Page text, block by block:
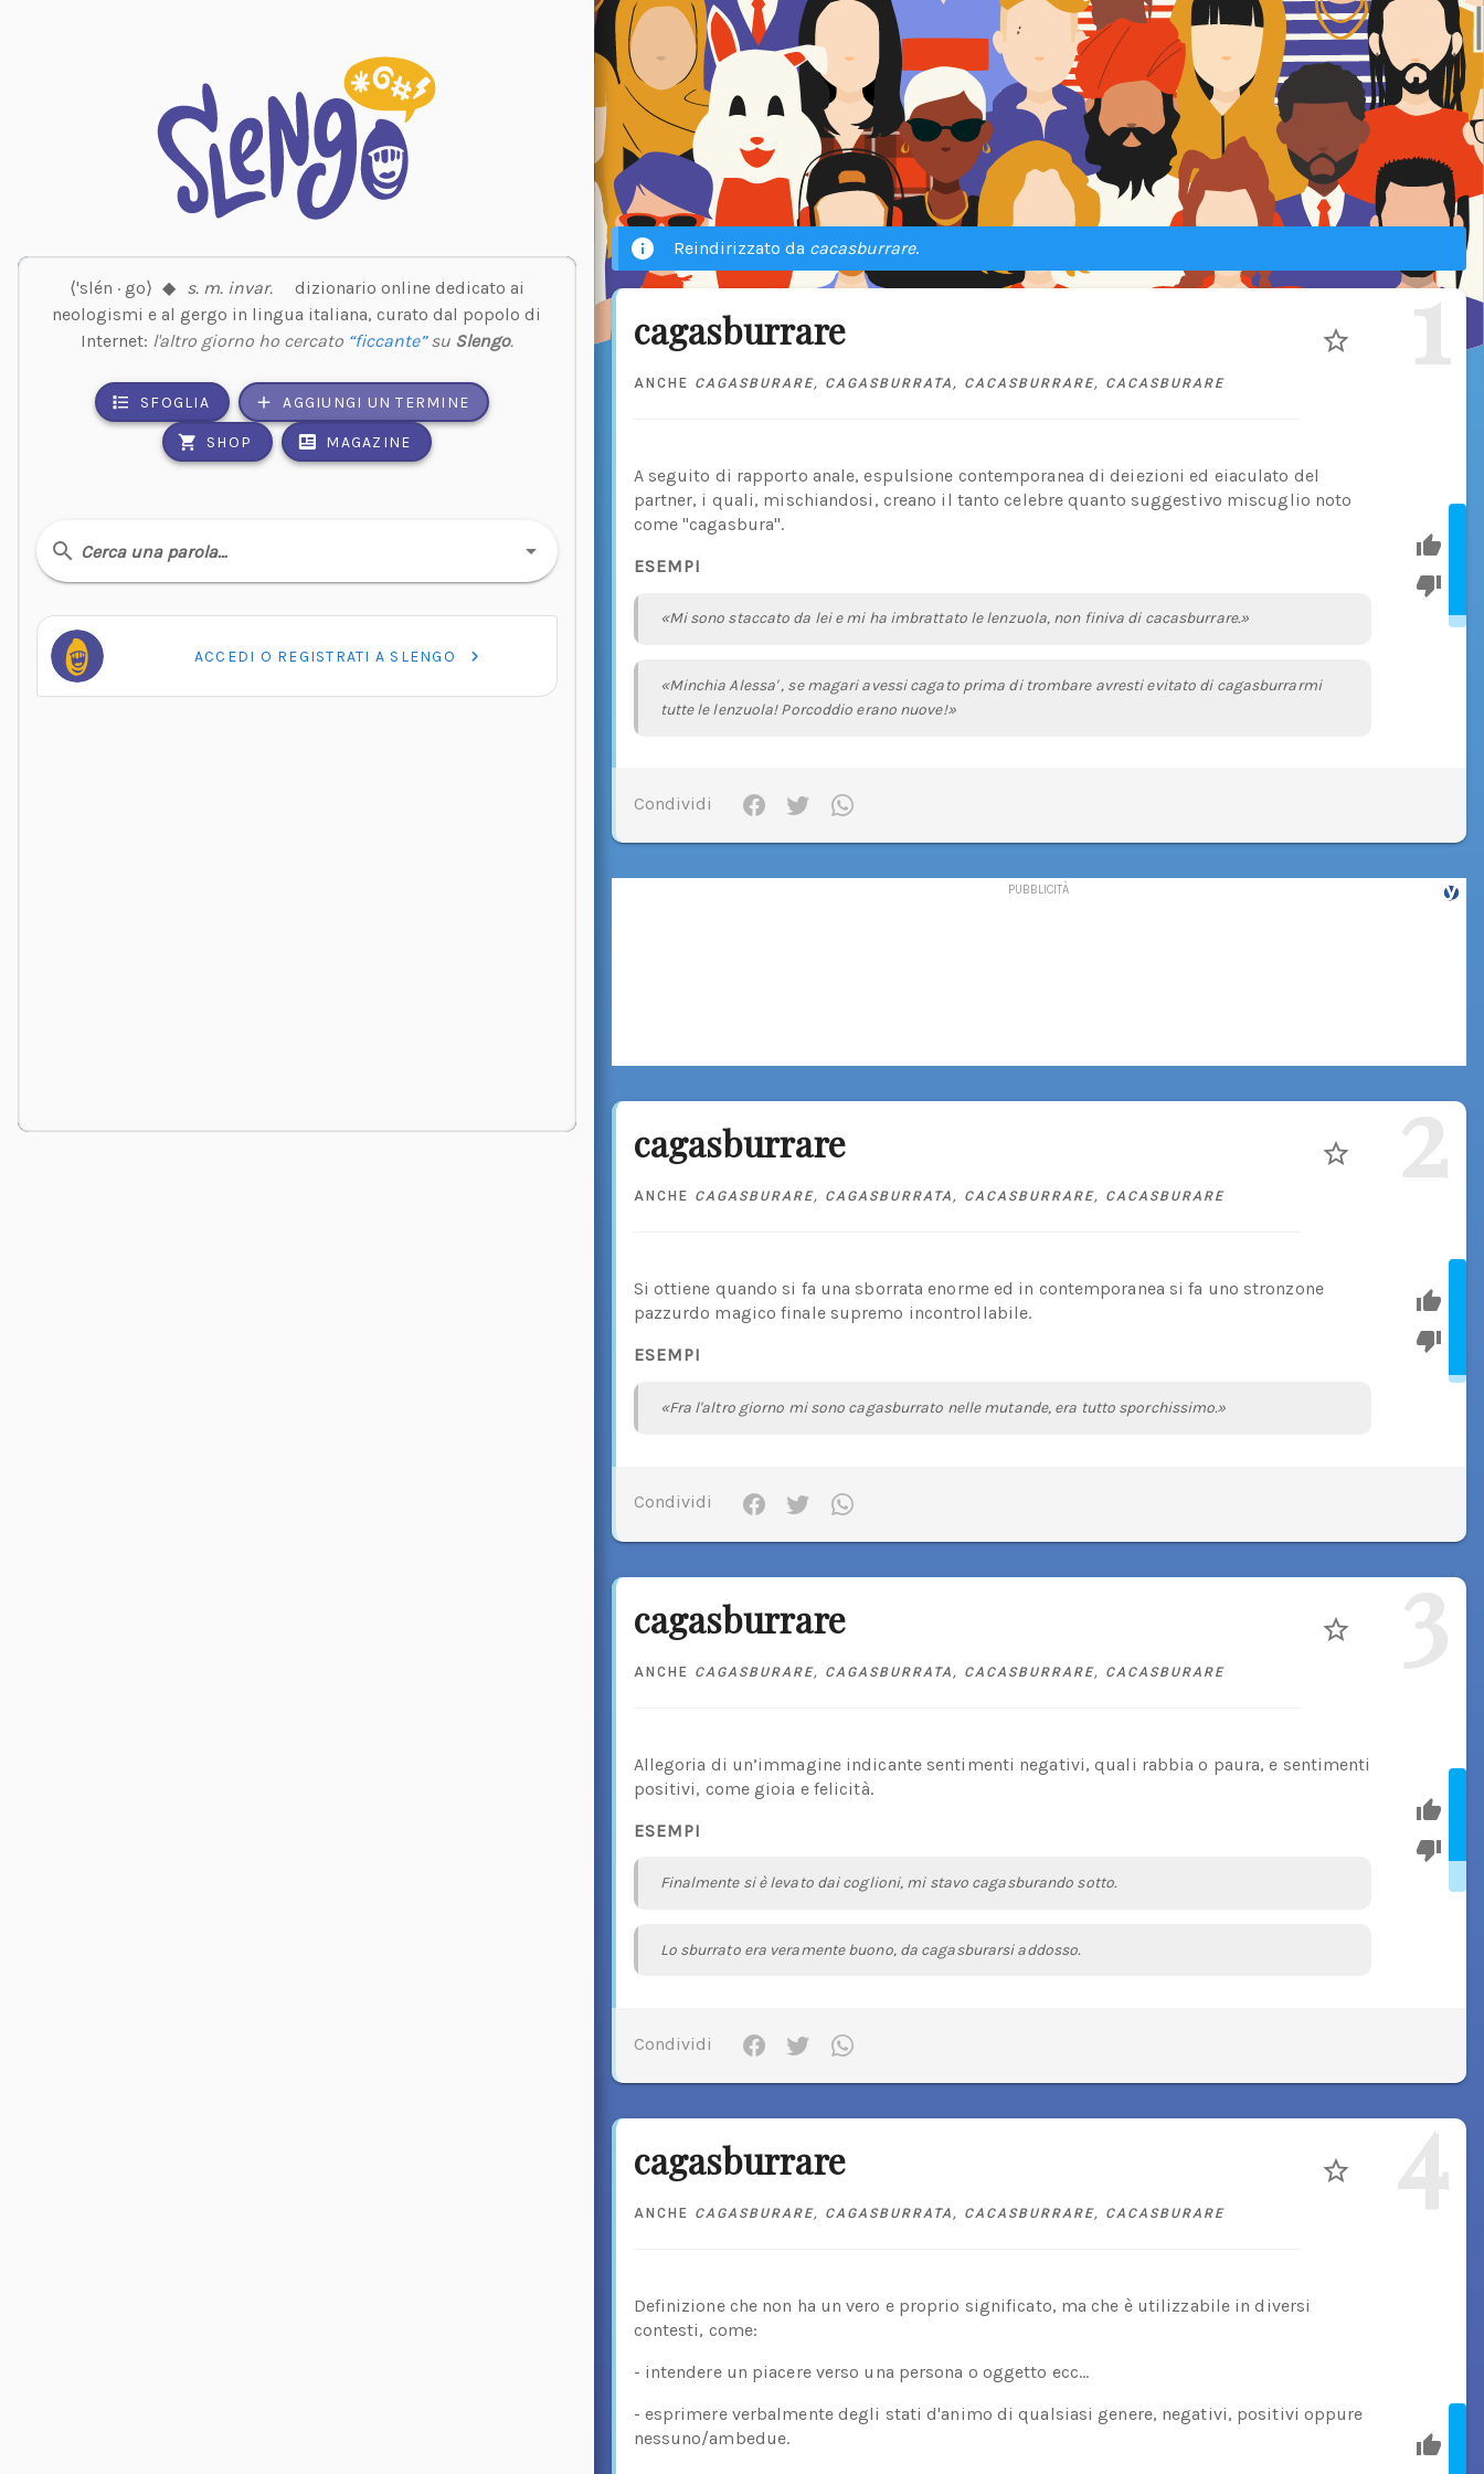
⟨'slén · go⟩ ◆ s. m. invar.
dizionario online dedicato ai
neologismi e al gergo in lingua italiana, curato dal popolo di
Internet: l'altro giorno ho cercato “ficcante”su Slengo.
SFOGLIA AGGIUNGI UN TERMINE
SHOP MAGAZINE
Cerca una parola…
ACCEDI O REGISTRATI A SLENGO
Reindirizzato da cacasburrare.
cagasburrare
ANCHE CAGASBURARE, CAGASBURRATA , CACASBURRARE, CACASBURARE 1
A seguito di rapporto anale, espulsione contemporanea di deiezioni ed eiaculato del
partner, i quali, mischiandosi, creano il tanto celebre quanto suggestivo miscuglio noto
come "cagasbura".
ESEMPI
«Mi sono staccato da lei e mi ha imbrattato le lenzuola, non finiva di cacasburrare.»
«Minchia Alessa' , se magari avessi cagato prima di trombare avresti evitato di cagasburrarmi
tutte le lenzuola! Porcoddio erano nuove!»
Condividi
cagasburrare
ANCHE CAGASBURARE, CAGASBURRATA , CACASBURRARE, CACASBURARE 2
Si ottiene quando si fa una sborrata enorme ed in contemporanea si fa uno stronzone
pazzurdo magico finale supremo incontrollabile.
ESEMPI
«Fra l'altro giorno mi sono cagasburrato nelle mutande, era tutto sporchissimo.»
Condividi
cagasburrare
ANCHE CAGASBURARE, CAGASBURRATA , CACASBURRARE, CACASBURARE 3
Allegoria di un’immagine indicante sentimenti negativi, quali rabbia o paura, e sentimenti
positivi, come gioia e felicità.
ESEMPI
Finalmente si è levato dai coglioni, mi stavo cagasburando sotto.
Lo sburrato era veramente buono, da cagasburarsi addosso.
Condividi
cagasburrare
ANCHE CAGASBURARE, CAGASBURRATA , CACASBURRARE, CACASBURARE 4
Definizione che non ha un vero e proprio significato, ma che è utilizzabile in diversi
contesti, come:
- intendere un piacere verso una persona o oggetto ecc…
- esprimere verbalmente degli stati d'animo di qualsiasi genere, negativi, positivi oppure
nessuno/ambedue.